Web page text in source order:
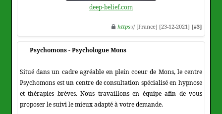
deep-belief.com
https:// [France] [23-12-2021] [#3]
Psychomons - Psychologue Mons
Situé dans un cadre agréable en plein coeur de Mons, le centre
Psychomons est un centre de consultation spécialisé en hypnose
et thérapies brèves. Nous travaillons en équipe afin de vous
proposer le suivi le mieux adapté à votre demande.